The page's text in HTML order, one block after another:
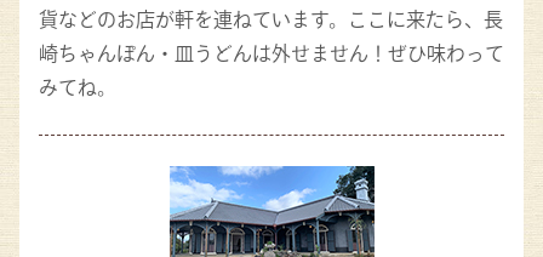
貨などのお店が軒を連ねています。ここに来たら、長
崎ちゃんぽん・皿うどんは外せません！ぜひ味わって
みてね。